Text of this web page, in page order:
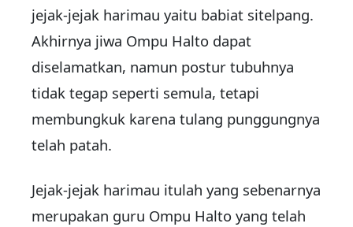
jejak-jejak harimau yaitu babiat sitelpang.
Akhirnya jiwa Ompu Halto dapat
diselamatkan, namun postur tubuhnya
tidak tegap seperti semula, tetapi
membungkuk karena tulang punggungnya
telah patah.
Jejak-jejak harimau itulah yang sebenarnya
merupakan guru Ompu Halto yang telah